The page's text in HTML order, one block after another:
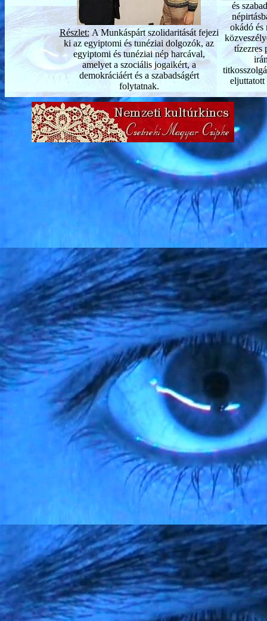
Részlet: A Munkáspárt szolidaritását fejezi
ki az egyiptomi és tunéziai dolgozók, az
egyiptomi és tunéziai nép harcával,
amelyet a szociális jogaikért, a
demokráciáért és a szabadságért
folytatnak.
és
okádó és
tízezres
eljuttatott